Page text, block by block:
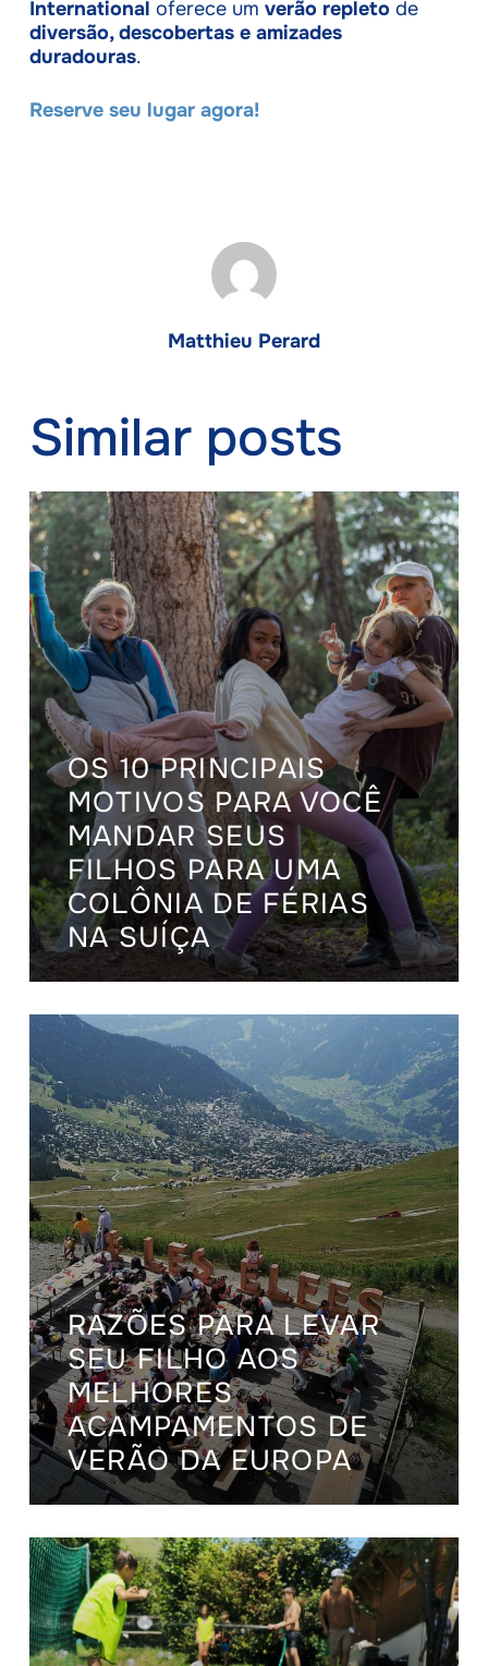
International oferece um verão repletode
diversão, descobertas e amizades
duradouras.
Reserve seu lugar agora!
Matthieu Perard
Similar posts
OS 10 PRINCIPAIS
MOTIVOS PARA VOCÊ
MANDAR SEUS
FILHOS PARA UMA
COLÔNIA DE FÉRIAS
NA SUÍÇA
RAZÕES PARA LEVAR
SEU FILHO AOS
MELHORES
ACAMPAMENTOS DE
VERÃO DA EUROPA